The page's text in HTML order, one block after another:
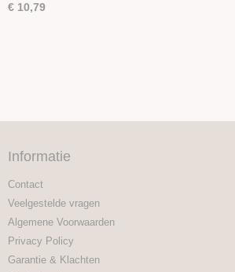
€ 10,79
Informatie
Contact
Veelgestelde vragen
Algemene Voorwaarden
Privacy Policy
Garantie & Klachten